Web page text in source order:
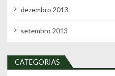
dezembro 2013
setembro 2013
CATEGORIAS